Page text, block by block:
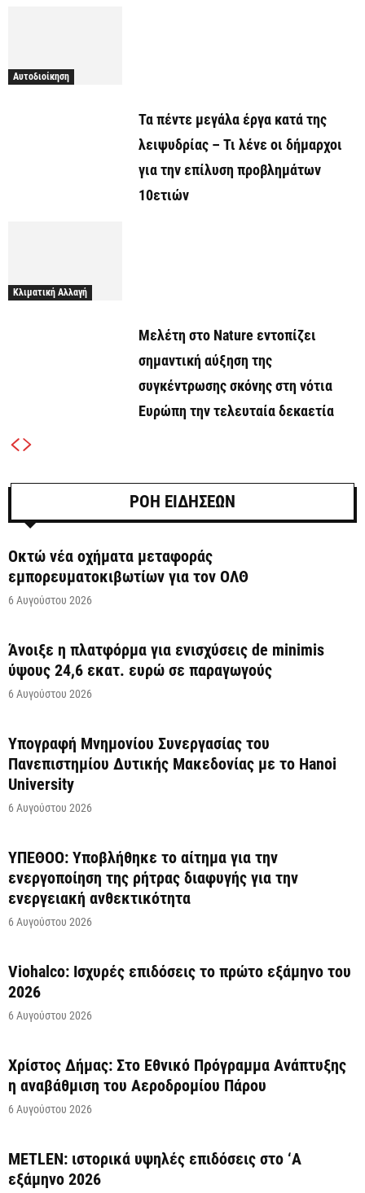
Αυτοδιοίκηση
Τα πέντε μεγάλα έργα κατά της
λειψυδρίας – Τι λένε οι δήμαρχοι
για την επίλυση προβλημάτων
10ετιών
Κλιματική Αλλαγή
Μελέτη στο Nature εντοπίζει
σημαντική αύξηση της
συγκέντρωσης σκόνης στη νότια
Ευρώπη την τελευταία δεκαετία
ΡΟΗ ΕΙΔΗΣΕΩΝ
Οκτώ νέα οχήματα μεταφοράς
εμπορευματοκιβωτίων για τον ΟΛΘ
6 Αυγούστου 2026
Άνοιξε η πλατφόρμα για ενισχύσεις de minimis
ύψους 24,6 εκατ. ευρώ σε παραγωγούς
6 Αυγούστου 2026
Υπογραφή Μνημονίου Συνεργασίας του
Πανεπιστημίου Δυτικής Μακεδονίας με το Hanoi
University
6 Αυγούστου 2026
ΥΠΕΘΟΟ: Υποβλήθηκε το αίτημα για την
ενεργοποίηση της ρήτρας διαφυγής για την
ενεργειακή ανθεκτικότητα
6 Αυγούστου 2026
Viohalco: Ισχυρές επιδόσεις το πρώτο εξάμηνο του
2026
6 Αυγούστου 2026
Χρίστος Δήμας: Στο Εθνικό Πρόγραμμα Ανάπτυξης
η αναβάθμιση του Αεροδρομίου Πάρου
6 Αυγούστου 2026
METLEN: ιστορικά υψηλές επιδόσεις στο ‘A
εξάμηνο 2026